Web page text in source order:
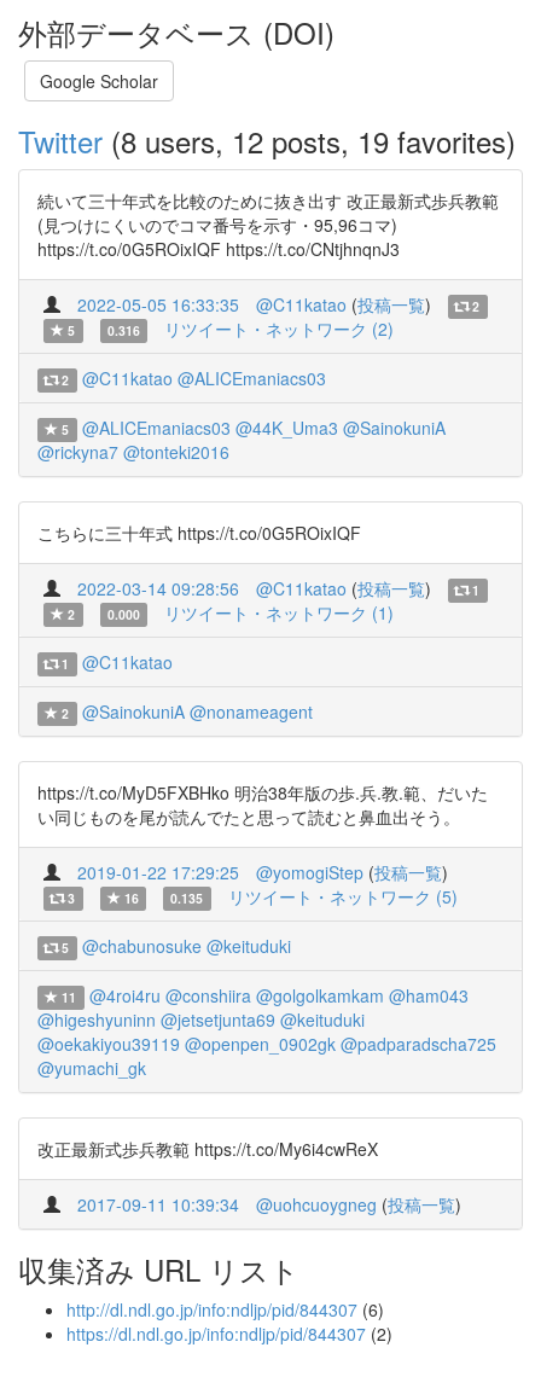
外部データベース (DOI)
Google Scholar
Twitter (8 users, 12 posts, 19 favorites)
続いて三十年式を比較のために抜き出す 改正最新式歩兵教範
(見つけにくいのでコマ番号を示す・95,96コマ)
https://t.co/0G5ROixIQF https://t.co/CNtjhnqnJ3
2022-05-05 16:33:35 @C11katao (投稿一覧)
2
5
0.316 リツイート・ネットワーク (2)
2 @C11katao @ALICEmaniacs03
5 @ALICEmaniacs03 @44K_Uma3 @SainokuniA
@rickyna7 @tonteki2016
こちらに三十年式 https://t.co/0G5ROixIQF
2022-03-14 09:28:56 @C11katao (投稿一覧)
1
2
0.000 リツイート・ネットワーク (1)
1 @C11katao
2 @SainokuniA @nonameagent
https://t.co/MyD5FXBHko 明治38年版の歩.兵.教.範、だいた
い同じものを尾が読んでたと思って読むと鼻血出そう。
2019-01-22 17:29:25 @yomogiStep (投稿一覧)
3 16 0.135 リツイート・ネットワーク (5)
5 @chabunosuke @keituduki
11 @4roi4ru @conshiira @golgolkamkam @ham043
@higeshyuninn @jetsetjunta69 @keituduki
@oekakiyou39119 @openpen_0902gk @padparadscha725
@yumachi_gk
改正最新式歩兵教範 https://t.co/My6i4cwReX
2017-09-11 10:39:34 @uohcuoygneg (投稿一覧)
収集済み URL リスト
http://dl.ndl.go.jp/info:ndljp/pid/844307 (6)
https://dl.ndl.go.jp/info:ndljp/pid/844307 (2)